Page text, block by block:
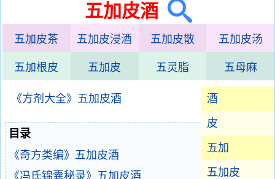
五加皮酒
五加皮茶 五加皮浸酒 五加皮散 五加皮汤
五加根皮 五加皮 五灵脂 五母麻
酒
皮
五加
五加皮
《方剂大全》五加皮酒
目录
《奇方类编》五加皮酒
《冯氏锦囊秘录》五加皮酒